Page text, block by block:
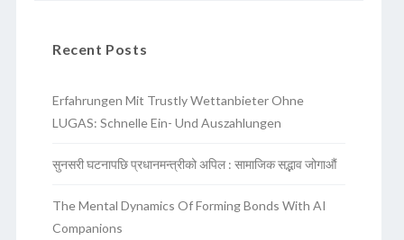
Recent Posts
Erfahrungen Mit Trustly Wettanbieter Ohne
LUGAS: Schnelle Ein- Und Auszahlungen
सुनसरी घटनापछि प्रधानमन्त्रीको अपिल : सामाजिक सद्भाव जोगाऔं
The Mental Dynamics Of Forming Bonds With AI
Companions